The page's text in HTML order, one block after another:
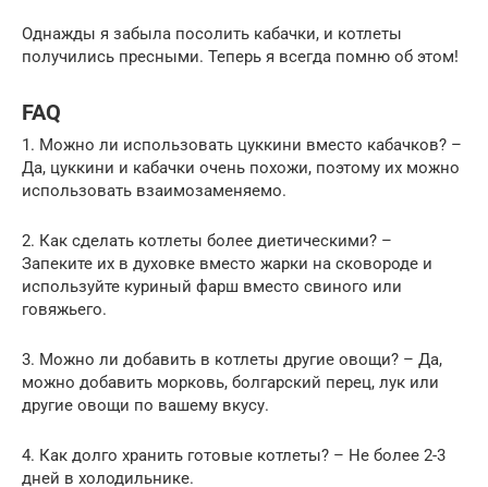
Однажды я забыла посолить кабачки, и котлеты
получились пресными. Теперь я всегда помню об этом!
FAQ
1. Можно ли использовать цуккини вместо кабачков? –
Да, цуккини и кабачки очень похожи, поэтому их можно
использовать взаимозаменяемо.
2. Как сделать котлеты более диетическими? –
Запеките их в духовке вместо жарки на сковороде и
используйте куриный фарш вместо свиного или
говяжьего.
3. Можно ли добавить в котлеты другие овощи? – Да,
можно добавить морковь, болгарский перец, лук или
другие овощи по вашему вкусу.
4. Как долго хранить готовые котлеты? – Не более 2-3
дней в холодильнике.